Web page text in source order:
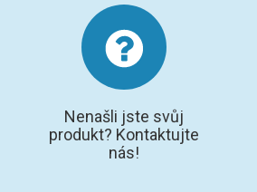
Nenašli jste svůj
produkt? Kontaktujte
nás!